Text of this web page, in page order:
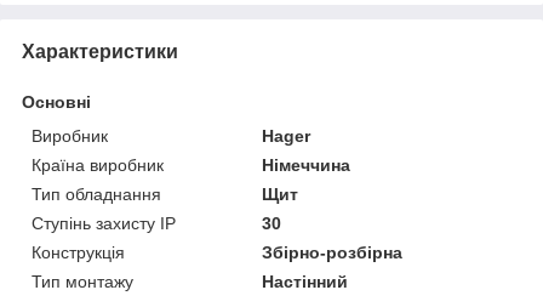
Характеристики
Основні
Виробник
Hager
Країна виробник
Німеччина
Тип обладнання
Щит
Ступінь захисту IP
30
Конструкція
Збірно-розбірна
Тип монтажу
Настінний